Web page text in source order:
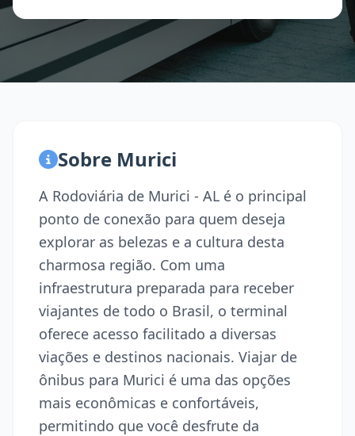
Sobre Murici
A Rodoviária de Murici - AL é o principal
ponto de conexão para quem deseja
explorar as belezas e a cultura desta
charmosa região. Com uma
infraestrutura preparada para receber
viajantes de todo o Brasil, o terminal
oferece acesso facilitado a diversas
viações e destinos nacionais. Viajar de
ônibus para Murici é uma das opções
mais econômicas e confortáveis,
permitindo que você desfrute da